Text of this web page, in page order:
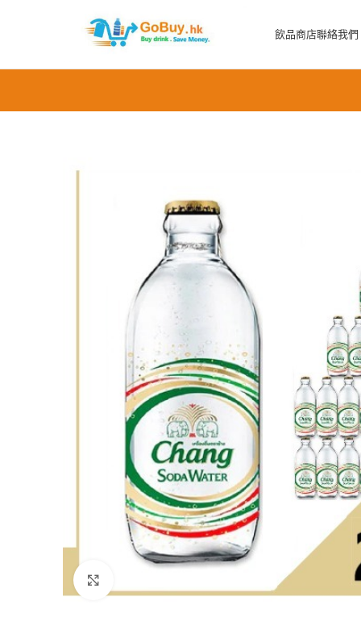
飲品商店聯絡我們